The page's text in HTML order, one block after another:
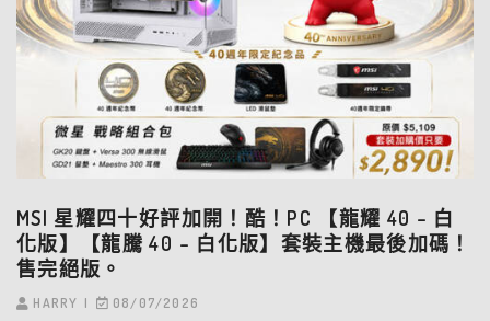
MSI 星耀四十好評加開！酷！PC 【龍耀 40 – 白
化版】【龍騰 40 – 白化版】套裝主機最後加碼！
售完絕版。
HARRY 08/07/2026